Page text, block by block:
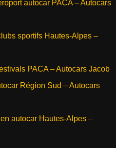
autocar PACA – Autocars
sportifs Hautes-Alpes –
PACA – Autocars Jacob
Région Sud – Autocars
autocar Hautes-Alpes –